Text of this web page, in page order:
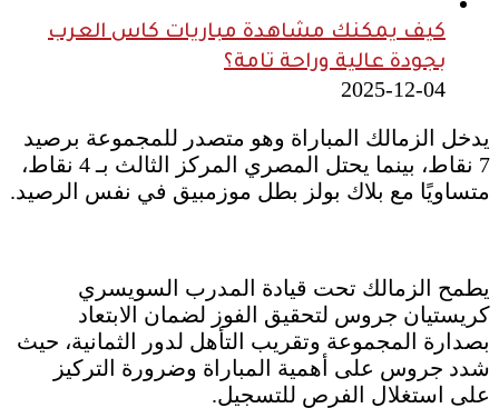
كيف يمكنك مشاهدة مباريات كاس العرب
بجودة عالية وراحة تامة؟
2025-12-04
يدخل الزمالك المباراة وهو متصدر للمجموعة برصيد
7 نقاط، بينما يحتل المصري المركز الثالث بـ 4 نقاط،
متساويًا مع بلاك بولز بطل موزمبيق في نفس الرصيد.
يطمح الزمالك تحت قيادة المدرب السويسري
كريستيان جروس لتحقيق الفوز لضمان الابتعاد
بصدارة المجموعة وتقريب التأهل لدور الثمانية، حيث
شدد جروس على أهمية المباراة وضرورة التركيز
على استغلال الفرص للتسجيل.